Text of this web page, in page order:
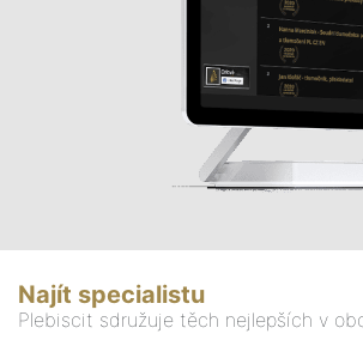
Najít specialistu
Plebiscit sdružuje těch nejlepších v